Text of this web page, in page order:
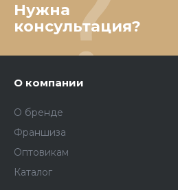
Нужна
консультация?
О компании
О бренде
Франшиза
Оптовикам
Каталог